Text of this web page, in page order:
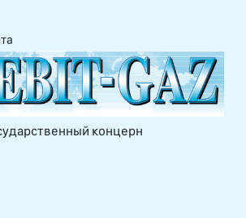
концерн